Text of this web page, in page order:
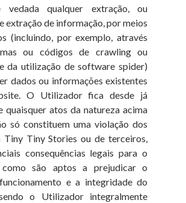
vedada qualquer extração, ou
extração de informação, por meios
(incluindo, por exemplo, através
ou códigos de crawling ou
da utilização de software spider)
dados ou informações existentes
O Utilizador fica desde já
quaisquer atos da natureza acima
só constituem uma violação dos
Tiny Tiny Stories ou de terceiros,
consequências legais para o
como são aptos a prejudicar o
e a integridade do
o Utilizador integralmente